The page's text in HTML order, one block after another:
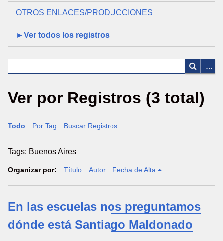
OTROS ENLACES/PRODUCCIONES
►Ver todos los registros
Ver por Registros (3 total)
Todo Por Tag Buscar Registros
Tags: Buenos Aires
Organizar por: Título Autor Fecha de Alta
En las escuelas nos preguntamos
dónde está Santiago Maldonado